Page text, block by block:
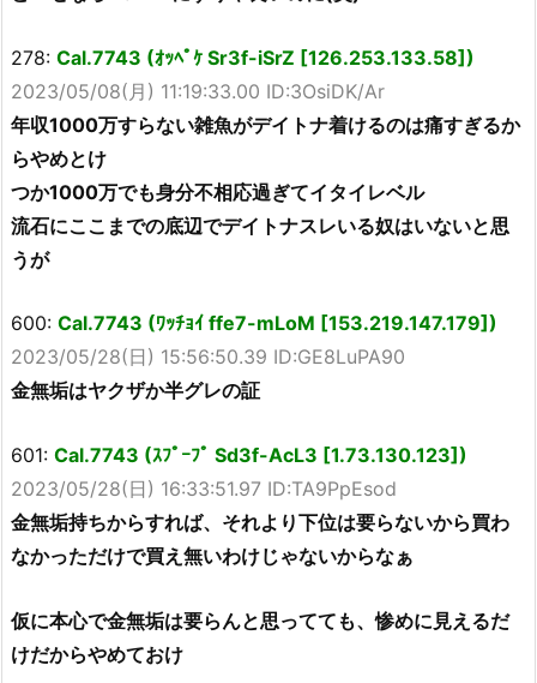
278: Cal.7743 (ｵｯﾍﾟｹ Sr3f-iSrZ [126.253.133.58])
2023/05/08(月) 11:19:33.00 ID:3OsiDK/Ar
年収1000万すらない雑魚がデイトナ着けるのは痛すぎるか
らやめとけ
つか1000万でも身分不相応過ぎてイタイレベル
流石にここまでの底辺でデイトナスレいる奴はいないと思
うが
600: Cal.7743 (ﾜｯﾁｮｲ ffe7-mLoM [153.219.147.179])
2023/05/28(日) 15:56:50.39 ID:GE8LuPA90
金無垢はヤクザか半グレの証
601: Cal.7743 (ｽﾌﾟｰﾌﾟ Sd3f-AcL3 [1.73.130.123])
2023/05/28(日) 16:33:51.97 ID:TA9PpEsod
金無垢持ちからすれば、それより下位は要らないから買わ
なかっただけで買え無いわけじゃないからなぁ
仮に本心で金無垢は要らんと思ってても、惨めに見えるだ
けだからやめておけ